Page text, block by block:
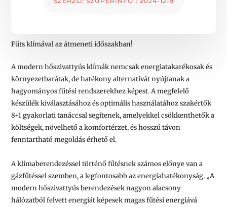
Fűts klímával az átmeneti időszakban!
A modern hőszivattyús klímák nemcsak energiatakarékosak és
környezetbarátak, de hatékony alternatívát nyújtanak a
hagyományos fűtési rendszerekhez képest. A megfelelő
készülék kiválasztásához és optimális használatához szakértők
8+1 gyakorlati tanáccsal segítenek, amelyekkel csökkenthetők a
költségek, növelhető a komfortérzet, és hosszú távon
fenntartható megoldás érhető el.
A klímaberendezéssel történő fűtésnek számos előnye van a
gázfűtéssel szemben, a legfontosabb az energiahatékonyság. „A
modern hőszivattyús berendezések nagyon alacsony
hálózatból felvett energiát képesek magas fűtési energiává